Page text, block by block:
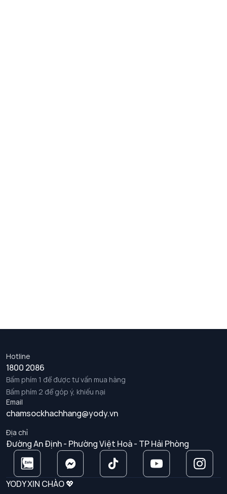
Hotline
1800 2086
Bấm phím 1 để được tư vấn mua hàng
Bấm phím 2 để góp ý, khiếu nại
Email
chamsockhachhang@yody.vn
Địa chỉ
Đường An Định - Phường Việt Hoà - TP Hải Phòng
YODY XIN CHÀO 💖